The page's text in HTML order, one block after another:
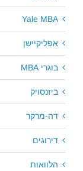
Yale MBA
אפליקיישן
בוגרי MBA
ביזנסויק
דה-מרקר
דירוגים
הלוואות